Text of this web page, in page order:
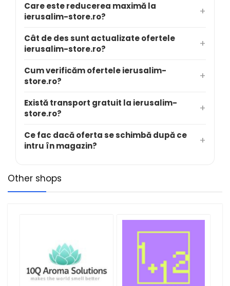
Care este reducerea maximă la
ierusalim-store.ro?
Cât de des sunt actualizate ofertele
ierusalim-store.ro?
Cum verificăm ofertele ierusalim-
store.ro?
Există transport gratuit la ierusalim-
store.ro?
Ce fac dacă oferta se schimbă după ce
intru în magazin?
Other shops